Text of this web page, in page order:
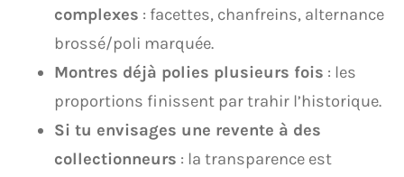
complexes : facettes, chanfreins, alternance
brossé/poli marquée.
Montres déjà polies plusieurs fois : les
proportions finissent par trahir l’historique.
Si tu envisages une revente à des
collectionneurs : la transparence est